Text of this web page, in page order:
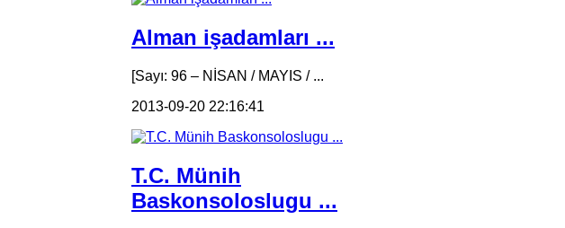
Alman işadamları ...
[Sayı: 96 – NİSAN / MAYIS / ...
2013-09-20 22:16:41
T.C. Münih
Baskonsoloslugu ...